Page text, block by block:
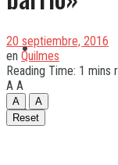
Quilmes
Varela
20 septiembre, 2016
en Quilmes
Reading Time: 1 mins
A A
A
A
Reset